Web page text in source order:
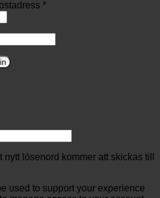
*Obligatoriskt
nytt lösenord kommer att skickas till
used to support your experience